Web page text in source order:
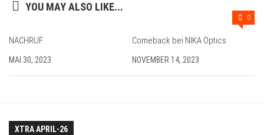
YOU MAY ALSO LIKE...
NACHRUF
MAI 30, 2023
0
Comeback bei NIKA Optics
NOVEMBER 14, 2023
XTRA APRIL-26